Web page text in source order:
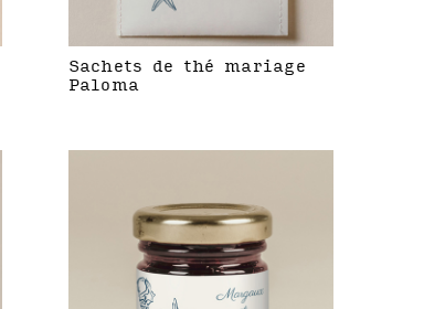
Sachets de thé mariage
Paloma